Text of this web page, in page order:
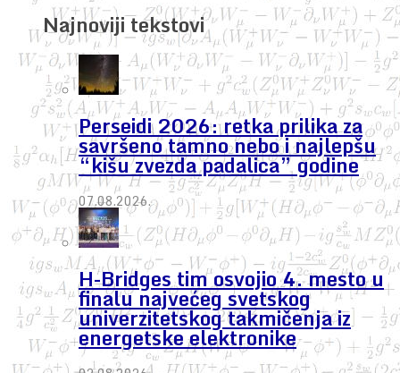
Najnoviji tekstovi
Perseidi 2026: retka prilika za
savršeno tamno nebo i najlepšu
“kišu zvezda padalica” godine
07.08.2026.
H-Bridges tim osvojio 4. mesto u
finalu najvećeg svetskog
univerzitetskog takmičenja iz
energetske elektronike